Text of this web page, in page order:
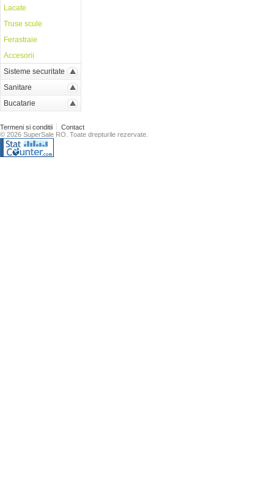
Lacate
Truse scule
Ferastraie
Accesorii
Sisteme securitate
Sanitare
Bucatarie
Termeni si conditii
Contact
© 2026 SuperSale RO. Toate drepturile rezervate.